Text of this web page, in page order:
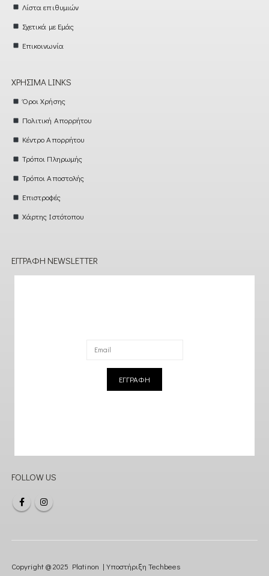
Λίστα επιθυμιών
Σχετικά με Εμάς
Επικοινωνία
ΧΡΉΣΙΜΑ LINKS
Όροι Χρήσης
Πολιτική Απορρήτου
Κέντρο Απορρήτου
Τρόποι Πληρωμής
Τρόποι Αποστολής
Επιστροφές
Χάρτης Ιστότοπου
ΕΓΓΡΑΦΉ NEWSLETTER
ΕΓΓΡΑΦΗ
FOLLOW US
Copyright @ 2025 Platinon | Υποστήριξη Techbees